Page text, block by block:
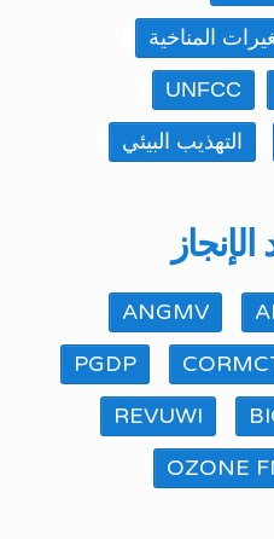
المناخية
UNFCC
التهذيب البيئي
ANGMV
PGDP
REVUWI
OZONE